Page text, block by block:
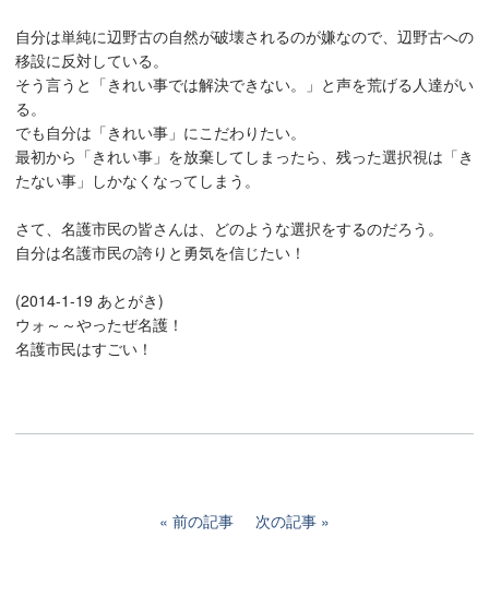
自分は単純に辺野古の自然が破壊されるのが嫌なので、辺野古への
移設に反対している。
そう言うと「きれい事では解決できない。」と声を荒げる人達がい
る。
でも自分は「きれい事」にこだわりたい。
最初から「きれい事」を放棄してしまったら、残った選択視は「き
たない事」しかなくなってしまう。
さて、名護市民の皆さんは、どのような選択をするのだろう。
自分は名護市民の誇りと勇気を信じたい！
(2014-1-19 あとがき)
ウォ～～やったぜ名護！
名護市民はすごい！
前の記事 次の記事